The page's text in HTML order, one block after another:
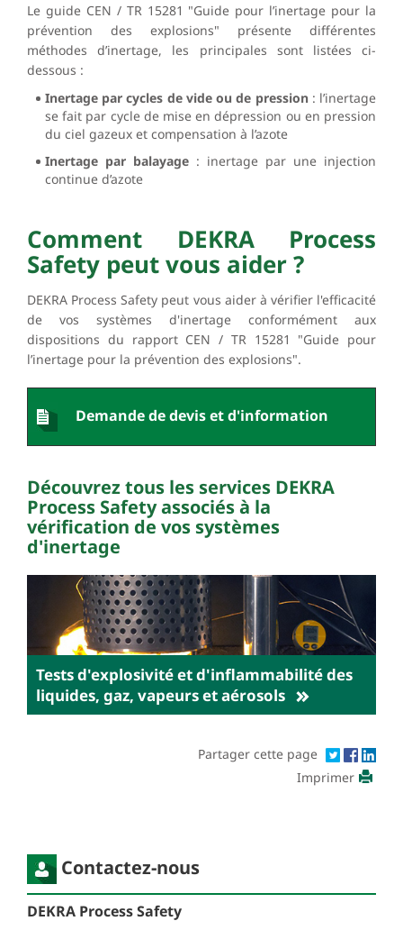
Le guide CEN / TR 15281 "Guide pour l’inertage pour la
prévention des explosions" présente différentes
méthodes d’inertage, les principales sont listées ci-
dessous :
Inertage par cycles de vide ou de pression : l’inertage
se fait par cycle de mise en dépression ou en pression
du ciel gazeux et compensation à l’azote
Inertage par balayage : inertage par une injection
continue d’azote
Comment DEKRA Process
Safety peut vous aider ?
DEKRA Process Safety peut vous aider à vérifier l'efficacité
de vos systèmes d'inertage conformément aux
dispositions du rapport CEN / TR 15281 "Guide pour
l’inertage pour la prévention des explosions".
Demande de devis et d'information
Découvrez tous les services DEKRA
Process Safety associés à la
vérification de vos systèmes
d'inertage
Tests d'explosivité et d'inflammabilité des
liquides, gaz, vapeurs et aérosols
Découvrez nos tests d'explosivité et
d'inflammabilité des liquides, gaz, vapeurs et
aérosols
Lire la suite
Partager cette page
Imprimer
Contactez-nous
DEKRA Process Safety